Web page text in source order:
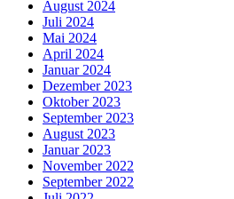
August 2024
Juli 2024
Mai 2024
April 2024
Januar 2024
Dezember 2023
Oktober 2023
September 2023
August 2023
Januar 2023
November 2022
September 2022